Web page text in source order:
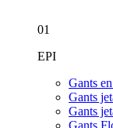
01
EPI
Gants
Gants
Gants
Gants